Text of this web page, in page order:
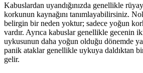
Kabuslardan uyandığınızda genellikle
korkunun kaynağını tanımlayabilirsiniz.
belirgin bir neden yoktur; sadece yoğun
vardır. Ayrıca kabuslar genellikle gecenin
uykusunun daha yoğun olduğu dönemde
panik ataklar genellikle uykuya daldıktan
gelir.